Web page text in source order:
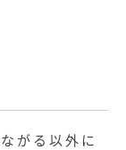
がる以外に